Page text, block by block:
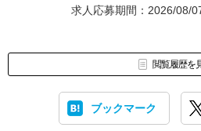
求人応募期間：2026/08/
閲覧履歴を
ブックマーク